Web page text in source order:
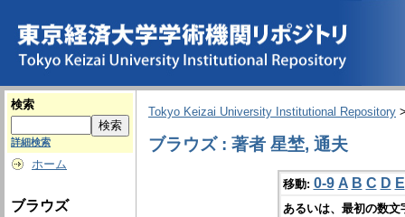
検索
詳細検索
ホーム
ブラウズ
Tokyo Keizai University Institutional Repository
ブラウズ : 著者 星埜, 通夫
移動: 0-9 A B C D E
あるいは、最初の数